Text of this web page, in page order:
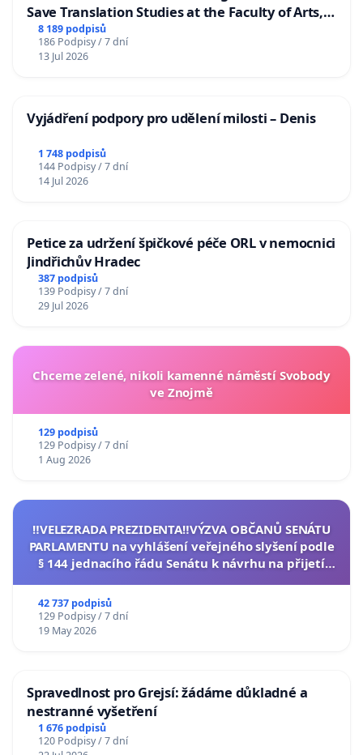
Save Translation Studies at the Faculty of Arts,
Charles University
8 189 podpisů
186 Podpisy / 7 dní
13 Jul 2026
Vyjádření podpory pro udělení milosti – Denis
1 748 podpisů
144 Podpisy / 7 dní
14 Jul 2026
Petice za udržení špičkové péče ORL v nemocnici
Jindřichův Hradec
387 podpisů
139 Podpisy / 7 dní
29 Jul 2026
Chceme zelené, nikoli kamenné náměstí Svobody
ve Znojmě
129 podpisů
129 Podpisy / 7 dní
1 Aug 2026
‼️VELEZRADA PREZIDENTA‼️VÝZVA OBČANŮ SENÁTU
PARLAMENTU na vyhlášení veřejného slyšení podle
§ 144 jednacího řádu Senátu k návrhu na přijetí
42 737 podpisů
129 Podpisy / 7 dní
19 May 2026
Spravedlnost pro Grejsí: žádáme důkladné a
nestranné vyšetření
1 676 podpisů
120 Podpisy / 7 dní